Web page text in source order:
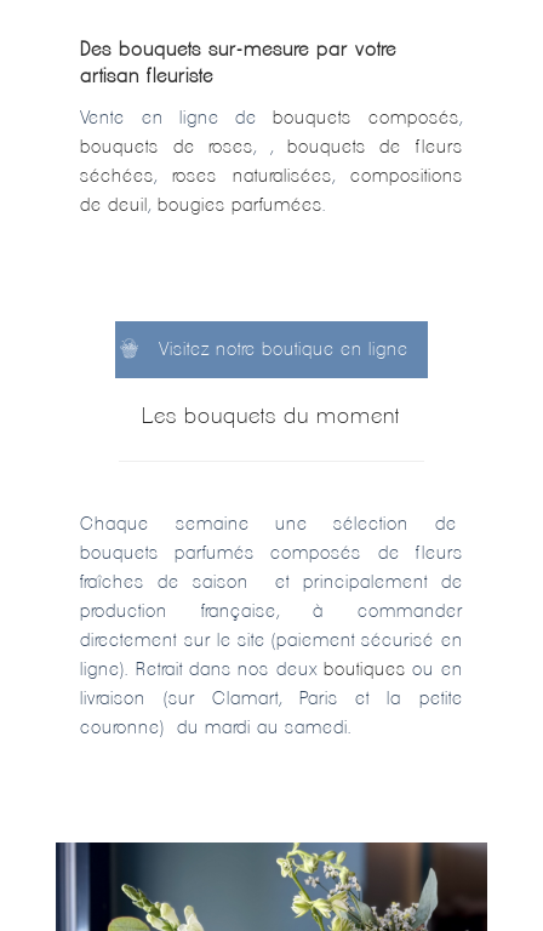
Des bouquets sur-mesure par votre
artisan fleuriste
Vente en ligne de bouquets composés,
bouquets de roses, , bouquets de fleurs
séchées,roses naturalisées, compositions
de deuil , bougies parfumées.
Visitez notre boutique en ligne
Les bouquets du moment
Chaque semaine une sélection de
bouquets parfumés composés de fleurs
fraîches de saison et principalement de
production française, à commander
directement sur le site (paiement sécurisé en
ligne). Retrait dans nos deux boutiques ou en
livraison (sur Clamart, Paris et la petite
couronne) du mardi au samedi.